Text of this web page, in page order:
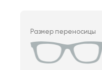
Размер переносицы